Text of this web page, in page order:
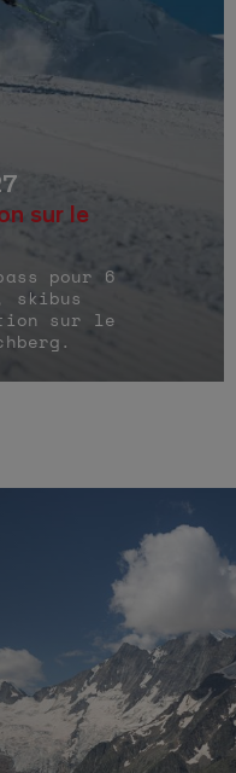
sur le
pour 6
skibus
sur le